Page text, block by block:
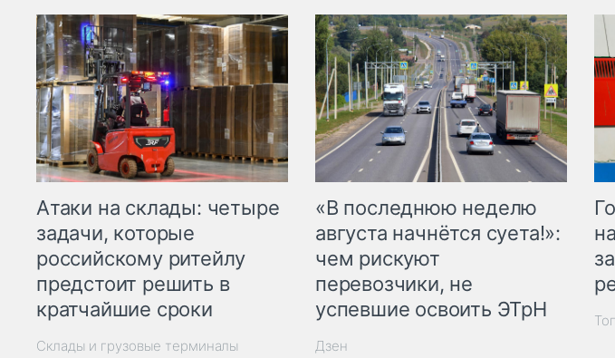
Атаки на склады: четыре
задачи, которые
российскому ритейлу
предстоит решить в
кратчайшие сроки
Склады и грузовые терминалы
«В последнюю неделю
августа начнётся суета!»:
чем рискуют
перевозчики, не
успевшие освоить ЭТрН
Дзен